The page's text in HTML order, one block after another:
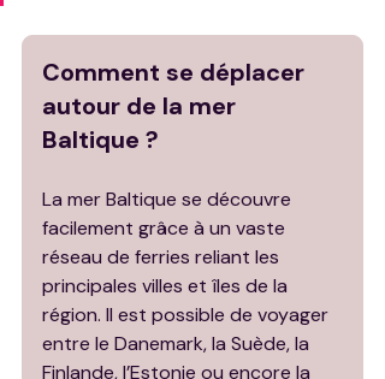
Comment se déplacer
autour de la mer
Baltique ?
La mer Baltique se découvre
facilement grâce à un vaste
réseau de ferries reliant les
principales villes et îles de la
région. Il est possible de voyager
entre le Danemark, la Suède, la
Finlande, l’Estonie ou encore la